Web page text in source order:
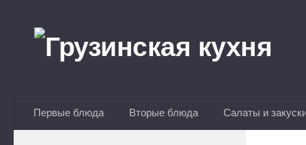
Первые блюда Вторые блюда Салаты и